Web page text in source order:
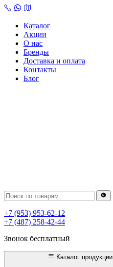
Skip
contentКаталог
Акции
О нас
Бренды
Доставка и оплата
Контакты
Блог
+7 (953) 953-62-12
+7 (487) 258-42-44
Звонок бесплатный
Каталог продукции